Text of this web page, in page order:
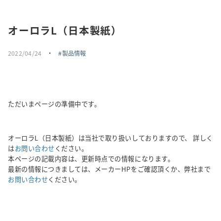
オーロラL（日本製紙）
2022/04/24 ・ 製品情報
ただいまページの準備中です。
オーロラL（日本製紙）は当社で取り扱いしておりますので、 詳しく
はお問い合わせ ください。
本ページの記載内容は、更新時点での情報になります。
最新の情報につきましては、メーカーHPをご確認頂くか、弊社まで
お問い合わせください。